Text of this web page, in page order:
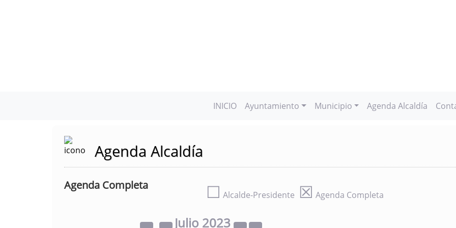
INICIO Ayuntamiento Municipio Agenda Alcaldía
Agenda Alcaldía
Agenda Completa ☐ Alcalde-Presidente ☒ Agenda Completa
Julio 2023